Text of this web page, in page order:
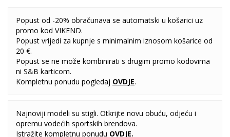
Popust od -20% obračunava se automatski u košarici uz
promo kod VIKEND.
Popust vrijedi za kupnje s minimalnim iznosom košarice od
20 €.
Popust se ne može kombinirati s drugim promo kodovima
ni S&B karticom.
Kompletnu ponudu pogledaj OVDJE.
Najnoviji modeli su stigli. Otkrijte novu obuću, odjeću i
opremu vodećih sportskih brendova.
Istražite kompletnu ponudu OVDJE.